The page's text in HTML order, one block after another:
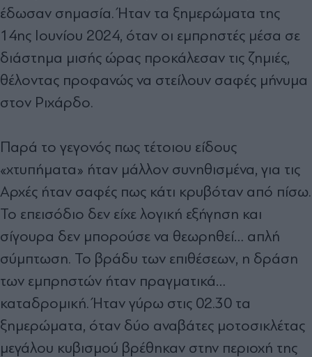
έδωσαν σημασία. Ήταν τα ξημερώματα της
14ης Ιουνίου 2024, όταν οι εμπρηστές μέσα σε
διάστημα μισής ώρας προκάλεσαν τις ζημιές,
θέλοντας προφανώς να στείλουν σαφές μήνυμα
στον Ριχάρδο.
Παρά το γεγονός πως τέτοιου είδους
«χτυπήματα» ήταν μάλλον συνηθισμένα, για τις
Αρχές ήταν σαφές πως κάτι κρυβόταν από πίσω.
Το επεισόδιο δεν είχε λογική εξήγηση και
σίγουρα δεν μπορούσε να θεωρηθεί… απλή
σύμπτωση. Το βράδυ των επιθέσεων, η δράση
των εμπρηστών ήταν πραγματικά…
καταδρομική. Ήταν γύρω στις 02.30 τα
ξημερώματα, όταν δύο αναβάτες μοτοσικλέτας
μεγάλου κυβισμού βρέθηκαν στην περιοχή της